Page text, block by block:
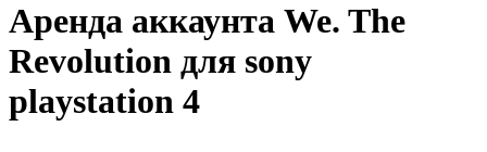
Аренда аккаунта We. The
Revolution для sony
playstation 4